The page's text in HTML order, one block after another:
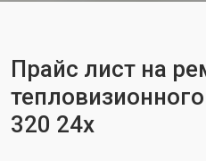
Прайс лист на
320 24x